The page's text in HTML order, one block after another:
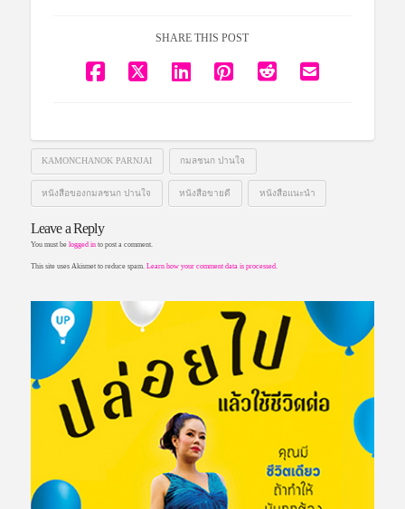
SHARE THIS POST
KAMONCHANOK PARNJAI กมลชนก ปานใจ
หนังสือของกมลชนก ปานใจ หนังสือขายดี หนังสือแนะนำ
Leave a Reply
You must be logged into post a comment.
This site uses Akismet to reduce spam. Learn how your comment data is processed.